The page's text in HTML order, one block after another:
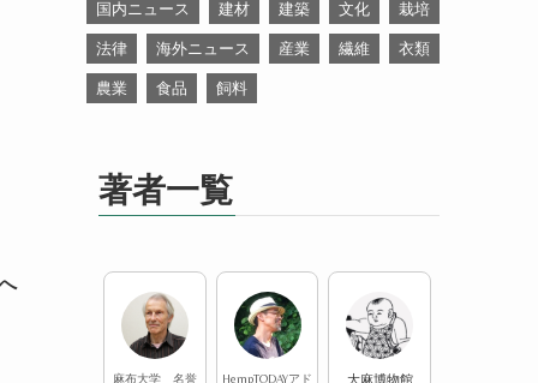
国内ニュース 建材 建築 文化 栽培
法律 海外ニュース 産業 繊維 衣類
農業 食品 飼料
著者一覧
麻布大学 名誉
HempTODAYアド
大麻博物館